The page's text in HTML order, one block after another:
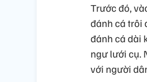
Trước đó,
đánh cá trôi
đánh cá dài
ngư lưới cụ.
với người